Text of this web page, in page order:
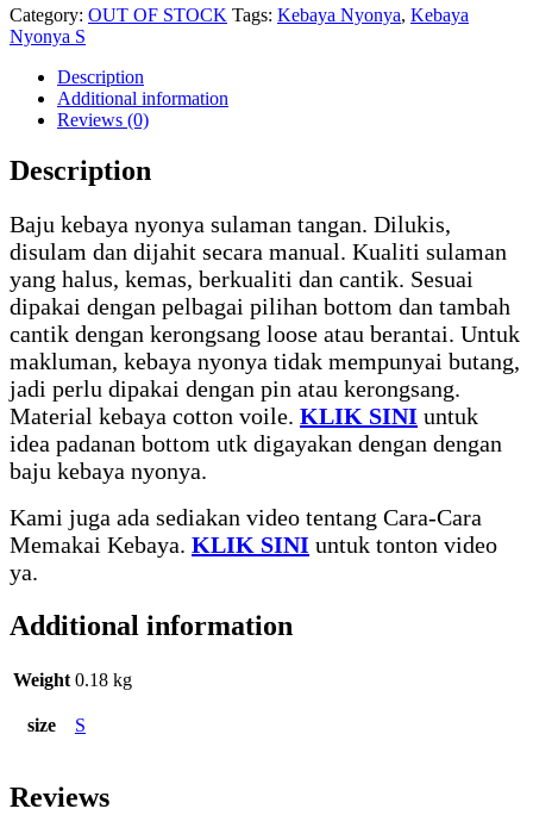
Category: OUT OF STOCK Tags: Kebaya Nyonya, Kebaya
Nyonya S
Description
Additional information
Reviews (0)
Description
Baju kebaya nyonya sulaman tangan. Dilukis,
disulam dan dijahit secara manual. Kualiti sulaman
yang halus, kemas, berkualiti dan cantik. Sesuai
dipakai dengan pelbagai pilihan bottom dan tambah
cantik dengan kerongsang loose atau berantai. Untuk
makluman, kebaya nyonya tidak mempunyai butang,
jadi perlu dipakai dengan pin atau kerongsang.
Material kebaya cotton voile. KLIK SINI untuk
idea padanan bottom utk digayakan dengan dengan
baju kebaya nyonya.
Kami juga ada sediakan video tentang Cara-Cara
Memakai Kebaya. KLIK SINI untuk tonton video
ya.
Additional information
Weight 0.18 kg
size S
Reviews